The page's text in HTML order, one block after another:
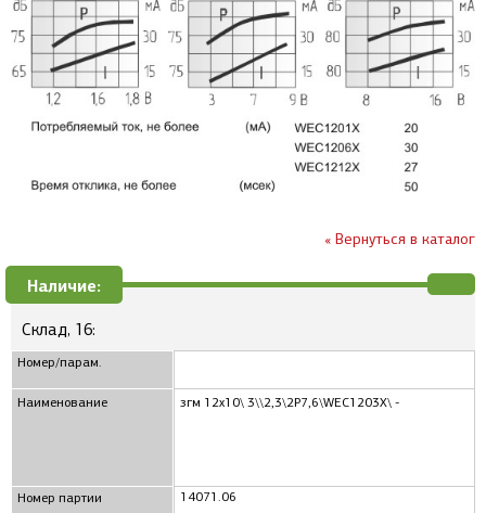
« Вернуться в каталог
Наличие:
Склад, 16:
Номер/парам.
Наименование
Номер партии
згм 12x10\ 3\\2,3\2P7,6\WEC1203X\ -
14071.06